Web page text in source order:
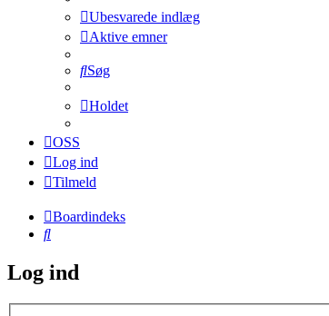
Ubesvarede indlæg
Aktive emner
Søg
Holdet
OSS
Log ind
Tilmeld
Boardindeks
Søg
Log ind